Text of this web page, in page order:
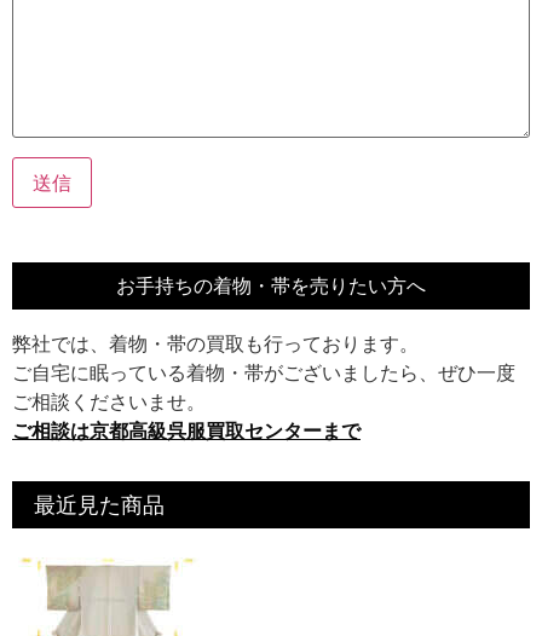
お手持ちの着物・帯を売りたい方へ
弊社では、着物・帯の買取も行っております。
ご自宅に眠っている着物・帯がございましたら、ぜひ一度
ご相談くださいませ。
ご相談は京都高級呉服買取センターまで
最近見た商品